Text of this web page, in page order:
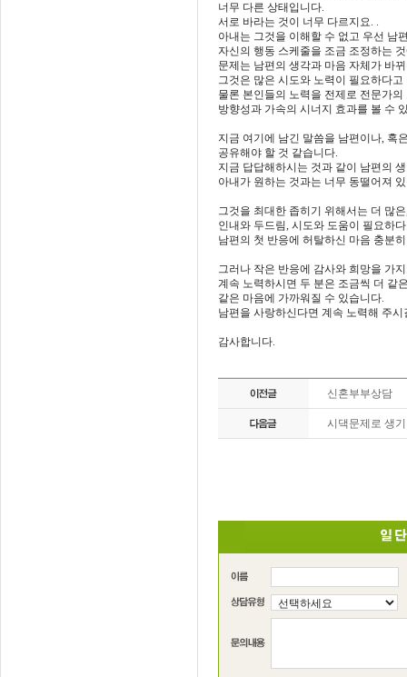
너무 다른 상태입니다.
서로 바라는 것이 너무 다르지요. .
아내는 그것을 이해할 수 없고 우선 남
자신의 행동 스케줄을 조금 조정하는
문제는 남편의 생각과 마음 자체가 바
그것은 많은 시도와 노력이 필요하다고
물론 본인들의 노력을 전제로 전문가
방향성과 가속의 시너지 효과를 볼 수
지금 여기에 남긴 말씀을 남편이나, 혹
공유해야 할 것 같습니다.
지금 답답해하시는 것과 같이 남편의
아내가 원하는 것과는 너무 동떨어져
그것을 최대한 좁히기 위해서는 더 많
인내와 두드림, 시도와 도움이 필요하
남편의 첫 반응에 허탈하신 마음 충분
그러나 작은 반응에 감사와 희망을 가
계속 노력하시면 두 분은 조금씩 더 같
같은 마음에 가까워질 수 있습니다.
남편을 사랑하신다면 계속 노력해 주
감사합니다.
신혼부부상담
시댁문제로 생